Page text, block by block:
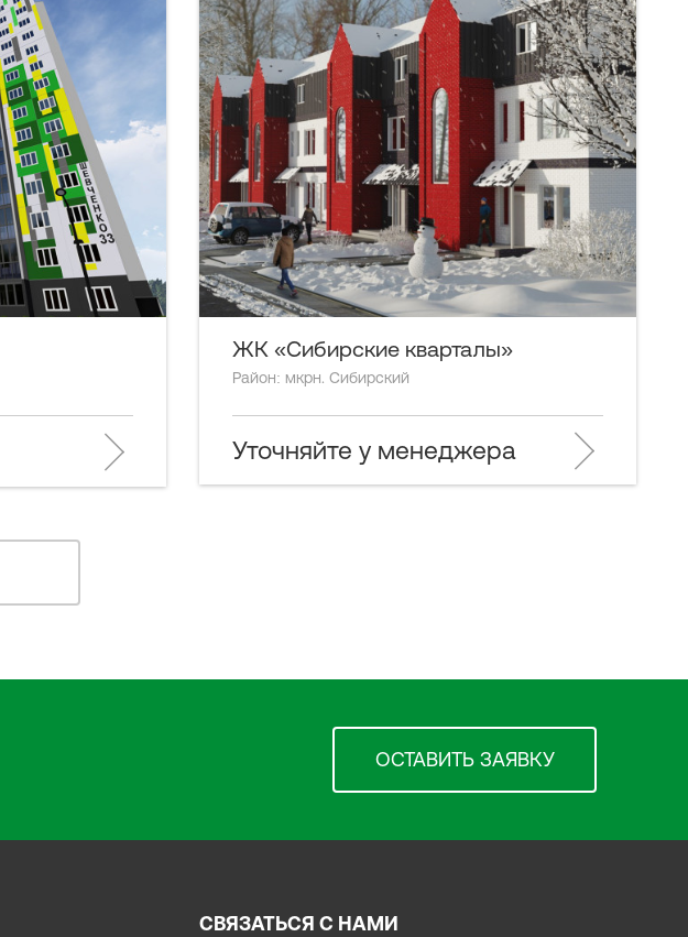
ЖК «Сибирские кварталы»
Район: мкрн. Сибирский
Уточняйте у менеджера
ОСТАВИТЬ ЗАЯВКУ
СВЯЗАТЬСЯ С НАМИ